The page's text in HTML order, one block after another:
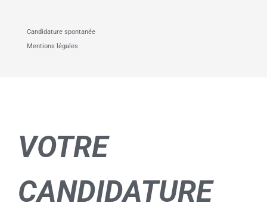
Candidature spontanée
Mentions légales
VOTRE
CANDIDATURE